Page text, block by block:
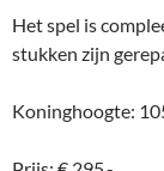
Het spel is
stukken zijn
Koninghoogte: